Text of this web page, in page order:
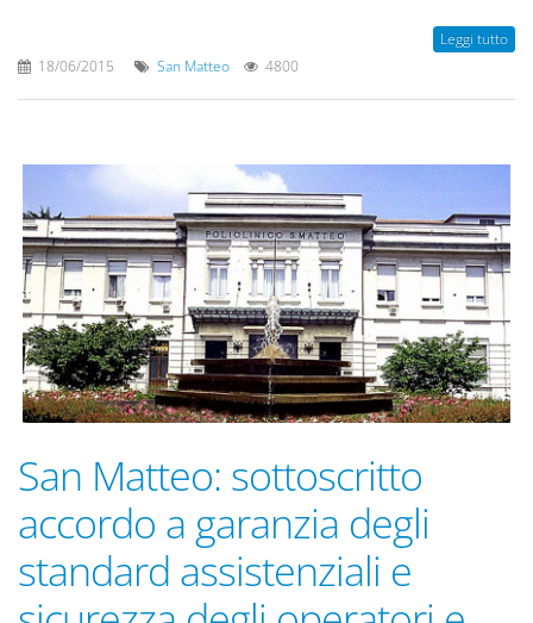
Leggi tutto
18/06/2015 San Matteo 4800
San Matteo: sottoscritto
accordo a garanzia degli
standard assistenziali e